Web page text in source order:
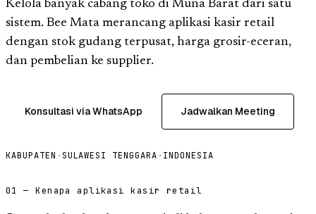
Kelola banyak cabang toko di Muna Barat dari satu
sistem. Bee Mata merancang aplikasi kasir retail
dengan stok gudang terpusat, harga grosir-eceran,
dan pembelian ke supplier.
Konsultasi via WhatsApp Jadwalkan Meeting
KABUPATEN · SULAWESI TENGGARA · INDONESIA
01 — Kenapa aplikasi kasir retail